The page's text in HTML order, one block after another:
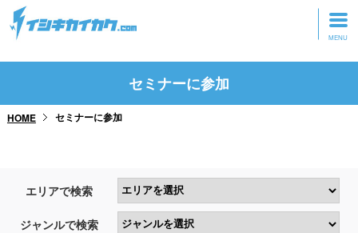
トップページ
研修・ツアーに参加
セミナーに参加
HOME セミナーに参加
エリアで検索
ジャンルで検索